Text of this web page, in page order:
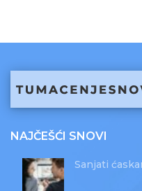
NAJČEŠĆI SNOVI
Sanjati